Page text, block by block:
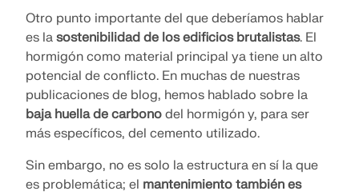
Otro punto importante del que deberíamos hablar
es la sostenibilidad de los edificios brutalistas. El
hormigón como material principal ya tiene un alto
potencial de conflicto. En muchas de nuestras
publicaciones de blog, hemos hablado sobre la
baja huella de carbono del hormigón y, para ser
más específicos, del cemento utilizado.
Sin embargo, no es solo la estructura en sí la que
es problemática; el mantenimiento también es